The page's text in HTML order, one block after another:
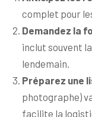
complet pour
Demandez la
inclut souvent
lendemain.
Préparez une
photographe)
facilite la